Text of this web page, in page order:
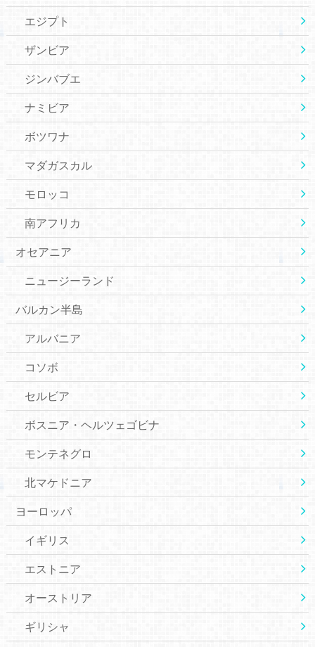
エジプト
ザンビア
ジンバブエ
ナミビア
ボツワナ
マダガスカル
モロッコ
南アフリカ
オセアニア
ニュージーランド
バルカン半島
アルバニア
コソボ
セルビア
ボスニア・ヘルツェゴビナ
モンテネグロ
北マケドニア
ヨーロッパ
イギリス
エストニア
オーストリア
ギリシャ